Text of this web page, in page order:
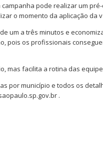
pode realizar um
o momento da aplicação da
um a três minutos e
pois os profissionais
mas facilita a rotina das
por município e todos os
.